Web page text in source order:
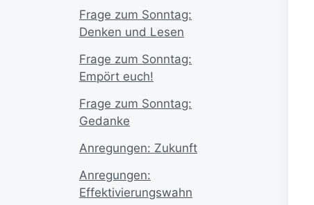
Frage zum Sonntag:
Denken und Lesen
Frage zum Sonntag:
Empört euch!
Frage zum Sonntag:
Gedanke
Anregungen: Zukunft
Anregungen:
Effektivierungswahn